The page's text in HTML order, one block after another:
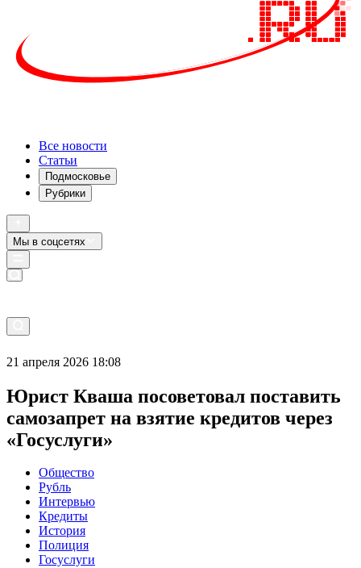
Все новости
Статьи
Подмосковье
Рубрики
Мы в соцсетях
21 апреля 2026 18:08
Юрист Кваша посоветовал поставить
самозапрет на взятие кредитов через
«Госуслуги»
Общество
Рубль
Интервью
Кредиты
История
Полиция
Госуслуги